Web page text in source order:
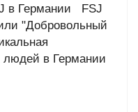
в Германии FSJ
"Добровольный
в Германии